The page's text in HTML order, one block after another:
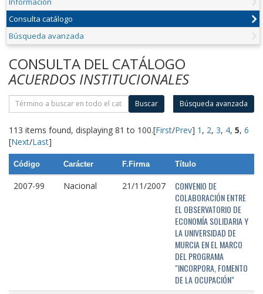
Consulta catálogo
Búsqueda avanzada
CONSULTA DEL CATÁLOGO
ACUERDOS INSTITUCIONALES
Buscar Búsqueda avanzada
113 items found, displaying 81 to 100.[First/Prev] 1 , 2, 3, 4, 5, 6
[Next/Last]
Código Carácter F.Firma Título
2007-99 Nacional 21/11/2007
CONVENIO DE
COLABORACIÓN ENTRE
EL OBSERVATORIO DE
ECONOMÍA SOLIDARIA Y
LA UNIVERSIDAD DE
MURCIA EN EL MARCO
DEL PROGRAMA
"INCORPORA, FOMENTO
DE LA OCUPACIÓN"